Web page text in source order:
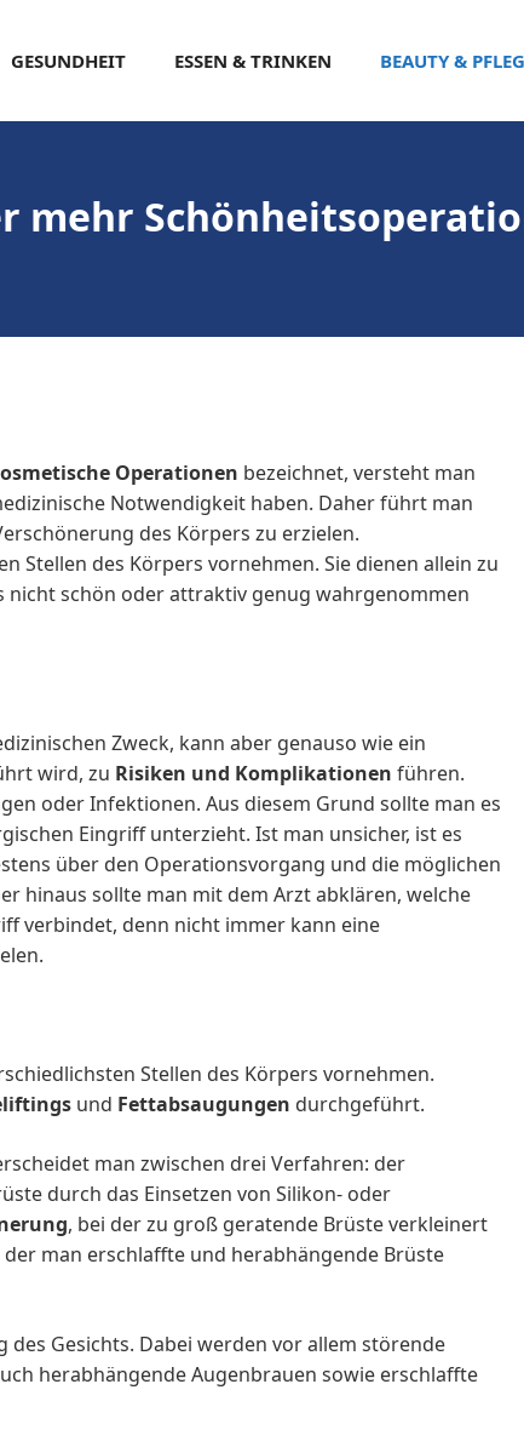
GESUNDHEIT ESSEN & TRINKEN BEAUTY &
mehr
Operationen bezeichnet, versteht man
Notwendigkeit haben. Daher führt man
des Körpers zu erzielen.
Stellen des Körpers vornehmen. Sie dienen allein zu
nicht schön oder attraktiv genug wahrgenommen
Zweck, kann aber genauso wie ein
wird, zu Risiken und Komplikationen führen.
oder Infektionen. Aus diesem Grund sollte man es
Eingriff unterzieht. Ist man unsicher, ist es
über den Operationsvorgang und die möglichen
hinaus sollte man mit dem Arzt abklären, welche
verbindet, denn nicht immer kann eine
Stellen des Körpers vornehmen.
und Fettabsaugungen durchgeführt.
man zwischen drei Verfahren: der
durch das Einsetzen von Silikon- oder
, bei der zu groß geratende Brüste verkleinert
man erschlaffte und herabhängende Brüste
Gesichts. Dabei werden vor allem störende
herabhängende Augenbrauen sowie erschlaffte